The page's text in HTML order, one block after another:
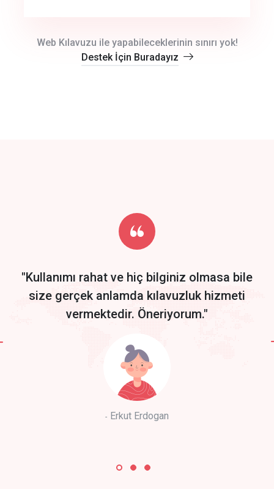
Start by trying our service for 30 days free trial no credit card
required.
Web Kılavuzu ile yapabileceklerinin sınırı yok!
Destek İçin Buradayız
"Kullanımı rahat ve hiç bilginiz olmasa bile
size gerçek anlamda kılavuzluk hizmeti
vermektedir. Öneriyorum."
Erkut Erdogan